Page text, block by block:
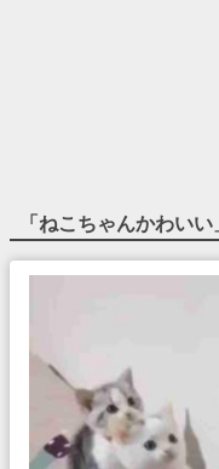
「ねこちゃんかわいい